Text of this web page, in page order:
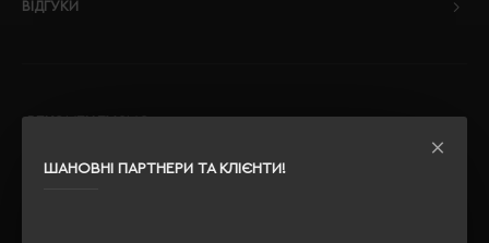
ШАНОВНІ ПАРТНЕРИ ТА КЛІЄНТИ!
ВІДГУКИ